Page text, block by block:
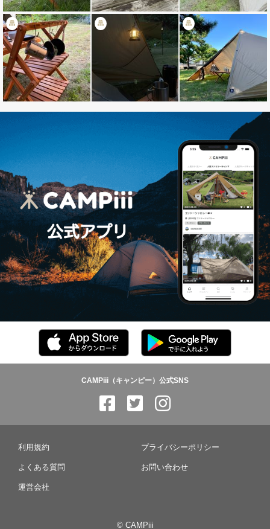
CAMPiii（キャンピー）公式SNS
利用規約 プライバシーポリシー
よくある質問 お問い合わせ
運営会社
© CAMPiii